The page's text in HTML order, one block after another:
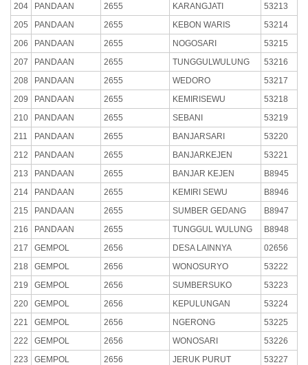
204
PANDAAN 2655 KARANGJATI
53213
205
PANDAAN 2655 KEBON WARIS
53214
206
PANDAAN 2655 NOGOSARI
53215
207
PANDAAN 2655 TUNGGULWULUNG
53216
208
PANDAAN 2655 WEDORO
53217
209
PANDAAN 2655 KEMIRISEWU
53218
210
PANDAAN 2655 SEBANI
53219
211
PANDAAN 2655 BANJARSARI
53220
212
PANDAAN 2655 BANJARKEJEN
53221
213
PANDAAN 2655 BANJAR KEJEN
B8945
214
PANDAAN 2655 KEMIRI SEWU
B8946
215
PANDAAN 2655 SUMBER GEDANG
B8947
216
PANDAAN 2655 TUNGGUL WULUNG
B8948
217
GEMPOL 2656 DESA LAINNYA
02656
218
GEMPOL 2656 WONOSURYO
53222
219
GEMPOL 2656 SUMBERSUKO
53223
220
GEMPOL 2656 KEPULUNGAN
53224
221
GEMPOL 2656 NGERONG
53225
222
GEMPOL 2656 WONOSARI
53226
223
GEMPOL 2656 JERUK PURUT
53227